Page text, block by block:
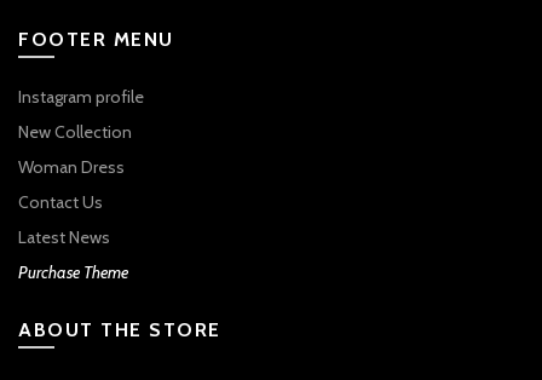
FOOTER MENU
Instagram profile
New Collection
Woman Dress
Contact Us
Latest News
Purchase Theme
ABOUT THE STORE